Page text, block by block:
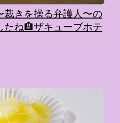
裁きを操る弁護人〜の
たね🏨ザキューブホテ